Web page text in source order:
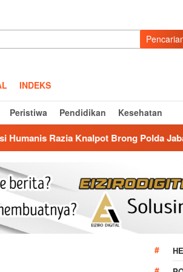
INDEKS
Peristiwa Pendidikan Kesehatan
Brong Polda Jabar: Edukasi